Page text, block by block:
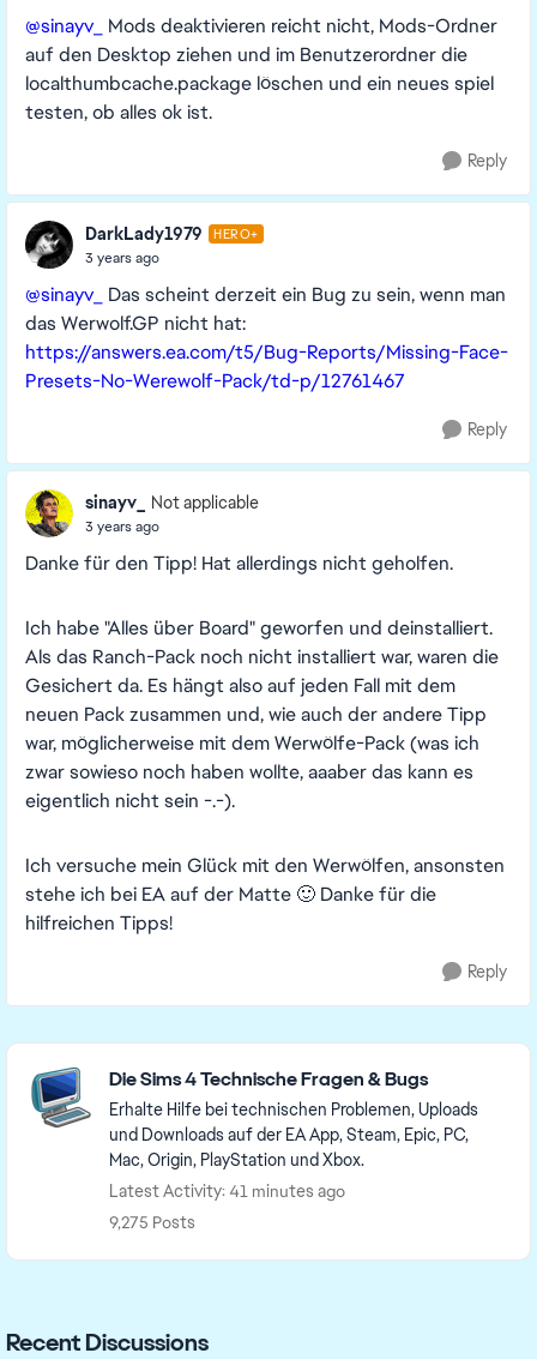
@sinayv_ Mods deaktivieren reicht nicht, Mods-Ordner
auf den Desktop ziehen und im Benutzerordner die
localthumbcache.package löschen und ein neues spiel
testen, ob alles ok ist.
Reply
DarkLady1979 HERO+
3 years ago
@sinayv_ Das scheint derzeit ein Bug zu sein, wenn man
das Werwolf.GP nicht hat:
https://answers.ea.com/t5/Bug-Reports/Missing-Face-
Presets-No-Werewolf-Pack/td-p/12761467
Reply
sinayv_ Not applicable
3 years ago
Danke für den Tipp! Hat allerdings nicht geholfen.
Ich habe "Alles über Board" geworfen und deinstalliert.
Als das Ranch-Pack noch nicht installiert war, waren die
Gesichert da. Es hängt also auf jeden Fall mit dem
neuen Pack zusammen und, wie auch der andere Tipp
war, möglicherweise mit dem Werwölfe-Pack (was ich
zwar sowieso noch haben wollte, aaaber das kann es
eigentlich nicht sein -.-).
Ich versuche mein Glück mit den Werwölfen, ansonsten
stehe ich bei EA auf der Matte 🙂 Danke für die
hilfreichen Tipps!
Reply
Featured Places
Die Sims 4 Technische Fragen & Bugs
Erhalte Hilfe bei technischen Problemen, Uploads
und Downloads auf der EA App, Steam, Epic, PC,
Mac, Origin, PlayStation und Xbox.
Latest Activity: 41 minutes ago
9,275 Posts
Recent Discussions